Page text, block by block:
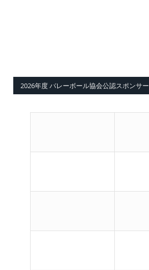
2026年度 バレーボール協会公認スポンサー